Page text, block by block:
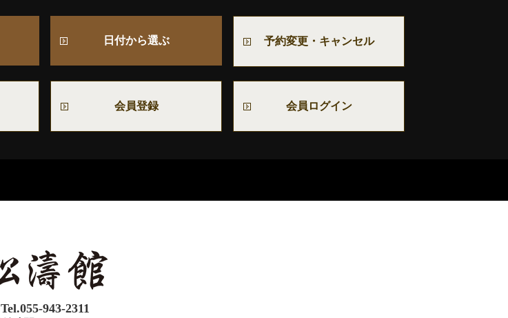
日付から選ぶ 予約変更・キャンセル
会員登録 会員ログイン
Tel.055-943-2311